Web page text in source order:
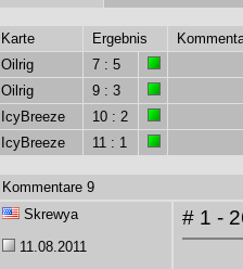
Karte Ergebnis
Oilrig
7 : 5
Oilrig
9 : 3
IcyBreeze
10 : 2
IcyBreeze
11 : 1
Kommentare 9
Skrewya
11.08.2011
# 1 -